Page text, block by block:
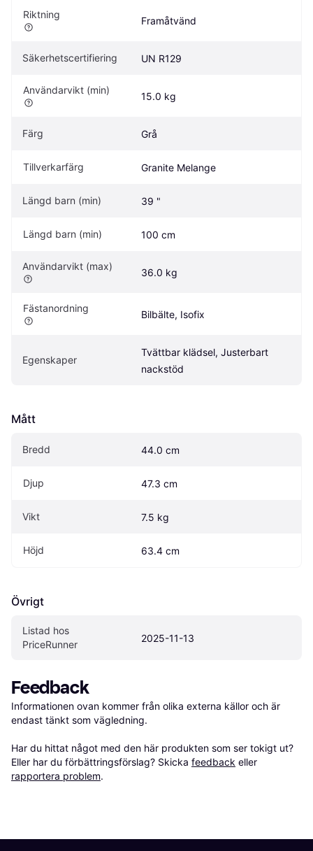
Riktning
Framåtvänd
Säkerhetscertifiering UN R129
Användarvikt (min)
15.0 kg
Färg Grå
Tillverkarfärg Granite Melange
Längd barn (min) 39 "
Längd barn (min) 100 cm
Användarvikt (max)
36.0 kg
Fästanordning
Bilbälte, Isofix
Egenskaper
Tvättbar klädsel, Justerbart
nackstöd
Mått
Bredd 44.0 cm
Djup 47.3 cm
Vikt 7.5 kg
Höjd 63.4 cm
Övrigt
Listad hos
PriceRunner
2025-11-13
Feedback
Informationen ovan kommer från olika externa källor och är
endast tänkt som vägledning.
Har du hittat något med den här produkten som ser tokigt ut?
Eller har du förbättringsförslag? Skicka feedback eller
rapportera problem.